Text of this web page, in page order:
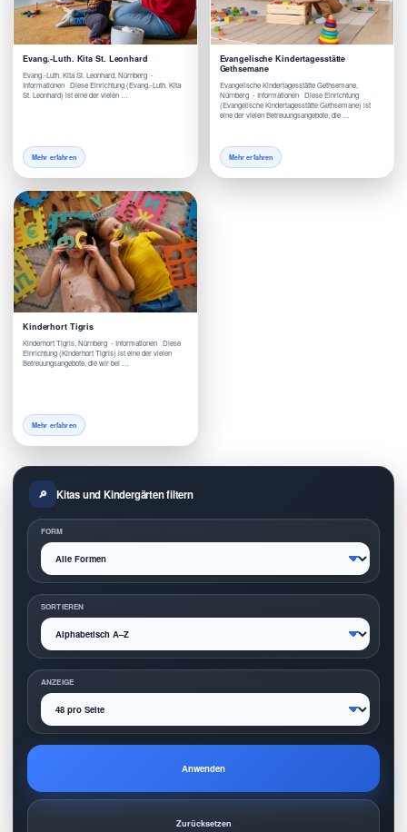
Evang.-Luth. Kita St. Leonhard
Evang.-Luth. Kita St. Leonhard, Nürnberg -
Informationen Diese Einrichtung (Evang.-Luth. Kita
St. Leonhard) ist eine der vielen …
Mehr erfahren
Evangelische Kindertagesstätte
Gethsemane
Evangelische Kindertagesstätte Gethsemane,
Nürnberg - Informationen Diese Einrichtung
(Evangelische Kindertagesstätte Gethsemane) ist
eine der vielen Betreuungsangebote, die …
Mehr erfahren
Kinderhort Tigris
Kinderhort Tigris, Nürnberg - Informationen Diese
Einrichtung (Kinderhort Tigris) ist eine der vielen
Betreuungsangebote, die wir bei …
Mehr erfahren
Kitas und Kindergärten filtern
FORM
SORTIEREN
ANZEIGE
Anwenden
Zurücksetzen